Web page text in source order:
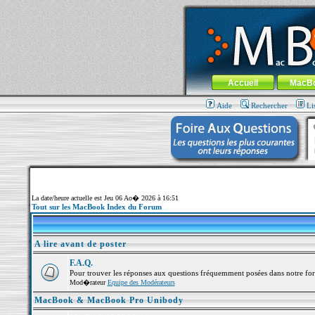
MacBook-fr.com : 100% Apple... 100%
Aller au contenu-Aller au menu
Menu général
Accueil
Aide Rechercher
La date/heure actuelle est Jeu 06 Ao� 2026 à 16:51
Tout sur les MacBook Index du Forum
A lire avant de poster
F.A.Q.
Pour trouver les réponses aux questions fréquemment posées dans notre
Mod�rateurEquipe des Modérateurs
MacBook & MacBook Pro Unibody